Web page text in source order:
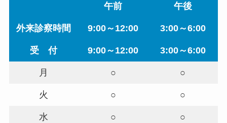
午前 午後
外来診察時間 9:00～12:00 3:00～6:00
受 付 9:00～12:00 3:00～6:00
月 ○ ○
火 ○ ○
水 ○ ○